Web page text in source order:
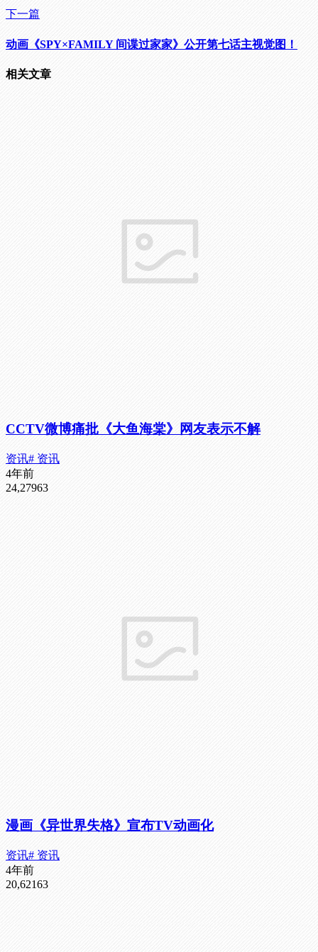
下一篇
动画《SPY×FAMILY 间谍过家家》公开第七话主视觉图！
相关文章
CCTV微博痛批《大鱼海棠》网友表示不解
资讯# 资讯
4年前
24,27963
漫画《异世界失格》宣布TV动画化
资讯# 资讯
4年前
20,62163